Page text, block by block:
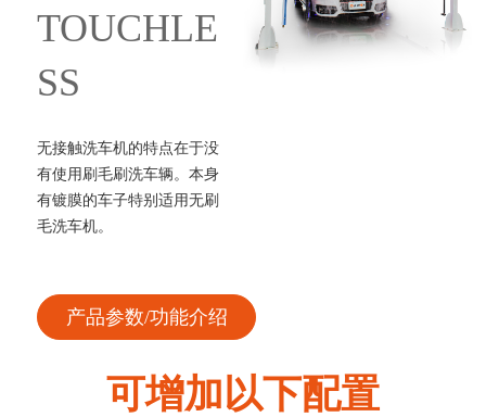
TOUCHLE
SS
无接触洗车机的特点在于没
有使用刷毛刷洗车辆。本身
有镀膜的车子特别适用无刷
毛洗车机。
产品参数/功能介绍
可增加以下配置